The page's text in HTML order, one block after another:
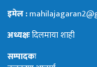
इमेल :
अध्यक्षःदिलमाया शाही
सम्पादकः